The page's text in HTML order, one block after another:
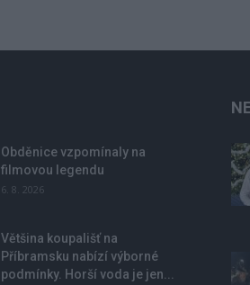
Obděnice vzpomínaly na
filmovou legendu
6. 8. 2026
Většina koupališť na
Příbramsku nabízí výborné
podmínky. Horší voda je jen...